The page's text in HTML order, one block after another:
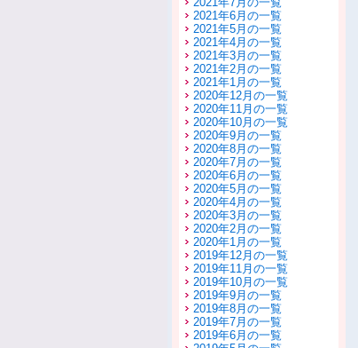
2021年6月の一覧
2021年5月の一覧
2021年4月の一覧
2021年3月の一覧
2021年2月の一覧
2021年1月の一覧
2020年12月の一覧
2020年11月の一覧
2020年10月の一覧
2020年9月の一覧
2020年8月の一覧
2020年7月の一覧
2020年6月の一覧
2020年5月の一覧
2020年4月の一覧
2020年3月の一覧
2020年2月の一覧
2020年1月の一覧
2019年12月の一覧
2019年11月の一覧
2019年10月の一覧
2019年9月の一覧
2019年8月の一覧
2019年7月の一覧
2019年6月の一覧